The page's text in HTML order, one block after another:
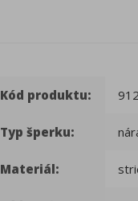
Kód produktu:
Typ šperku:
Materiál: